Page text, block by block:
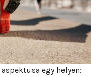
egy helyen: